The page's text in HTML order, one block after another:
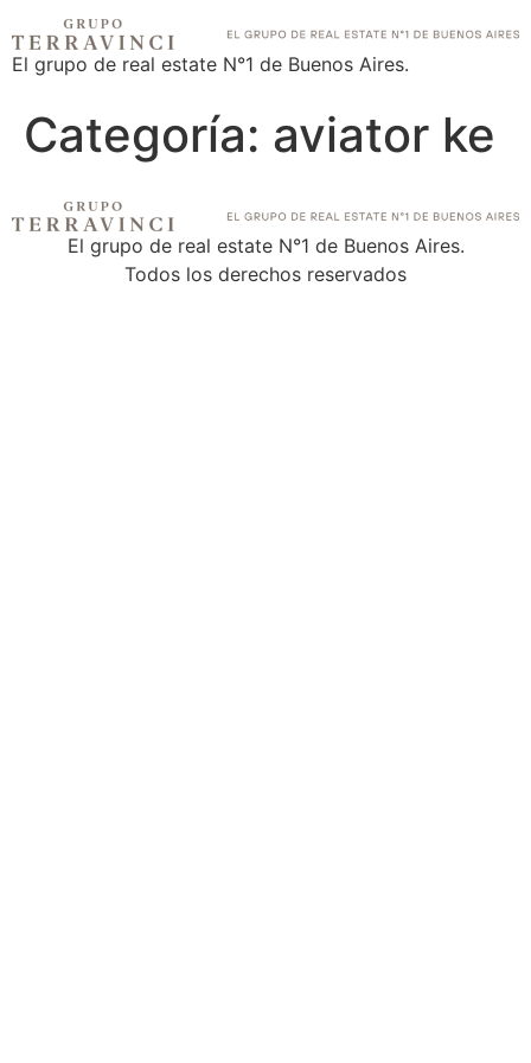
El grupo de real estate N°1 de Buenos Aires.
Categoría: aviator ke
El grupo de real estate N°1 de Buenos Aires.
Todos los derechos reservados